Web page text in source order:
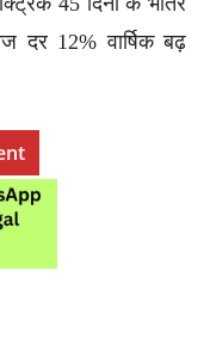
दर 12% वार्षिक बढ़